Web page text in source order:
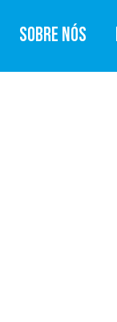
SOBRE NÓS